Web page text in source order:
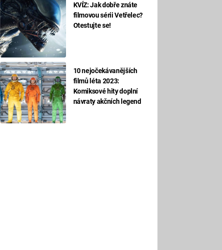
KVÍZ: Jak dobře znáte
filmovou sérii Vetřelec?
Otestujte se!
10 nejočekávanějších
filmů léta 2023:
Komiksové hity doplní
návraty akčních legend